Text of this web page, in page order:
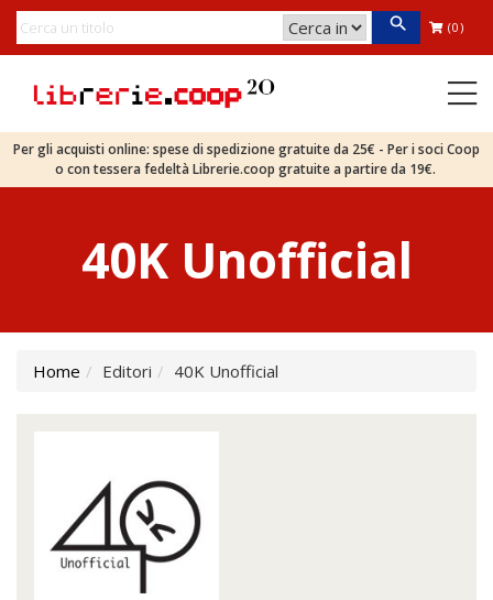
(0)
Per gli acquisti online: spese di spedizione gratuite da 25€ - Per i soci Coop
o con tessera fedeltà Librerie.coop gratuite a partire da 19€.
40K Unofficial
Home Editori 40K Unofficial